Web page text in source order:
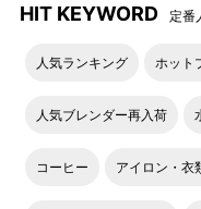
HIT KEYWORD 定番
人気ランキング ホット
人気ブレンダー再入荷
コーヒー アイロン・衣